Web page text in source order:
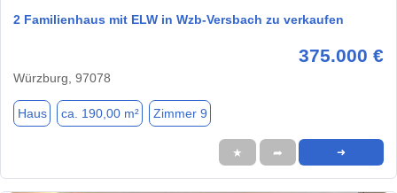
2 Familienhaus mit ELW in Wzb-Versbach zu verkaufen
375.000 €
Würzburg, 97078
Haus ca. 190,00 m² Zimmer 9
★ ➦ ➜